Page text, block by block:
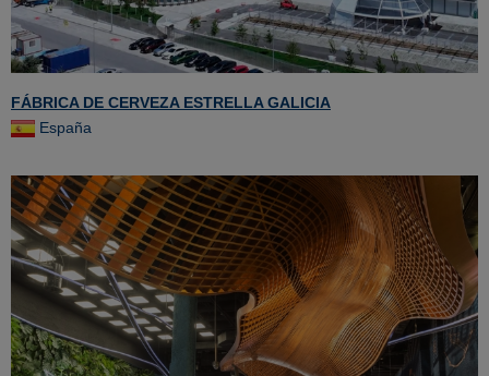
FÁBRICA DE CERVEZA ESTRELLA GALICIA
España